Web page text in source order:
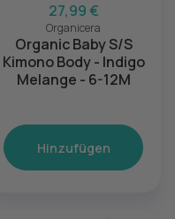
27,99 €
Organicera
Organic Baby S/S
Kimono Body - Indigo
Melange - 6-12M
Hinzufügen